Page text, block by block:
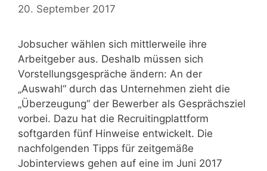
20. September 2017
Jobsucher wählen sich mittlerweile ihre
Arbeitgeber aus. Deshalb müssen sich
Vorstellungsgespräche ändern: An der
„Auswahl“ durch das Unternehmen zieht die
„Überzeugung“ der Bewerber als Gesprächsziel
vorbei. Dazu hat die Recruitingplattform
softgarden fünf Hinweise entwickelt. Die
nachfolgenden Tipps für zeitgemäße
Jobinterviews gehen auf eine im Juni 2017